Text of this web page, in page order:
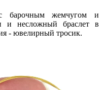
барочным жемчугом и
и несложный браслет в
- ювелирный тросик.